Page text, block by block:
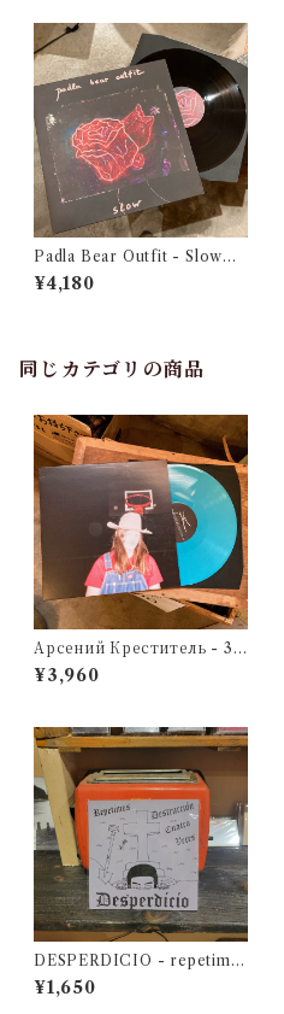
Padla Bear Outfit - Slow
（Black 12”Vinyl + CD）
¥4,180
同じカテゴリの商品
Арсений Креститель - 30
（12' vinyl）
¥3,960
DESPERDICIO - repetimo
s destruccion cuatro veces
7"EP
¥1,650